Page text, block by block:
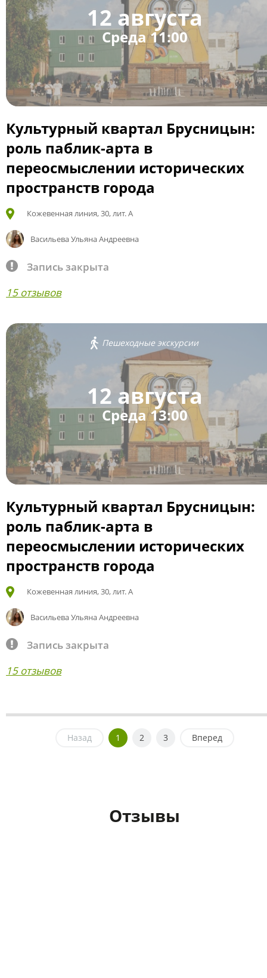
12 августа
Среда 11:00
Культурный квартал Брусницын:
роль паблик-арта в
переосмыслении исторических
пространств города
Кожевенная линия, 30, лит. А
Васильева Ульяна Андреевна
Запись закрыта
15 отзывов
Пешеходные экскурсии
12 августа
Среда 13:00
Культурный квартал Брусницын:
роль паблик-арта в
переосмыслении исторических
пространств города
Кожевенная линия, 30, лит. А
Васильева Ульяна Андреевна
Запись закрыта
15 отзывов
Назад 1 2 3 Вперед
Отзывы